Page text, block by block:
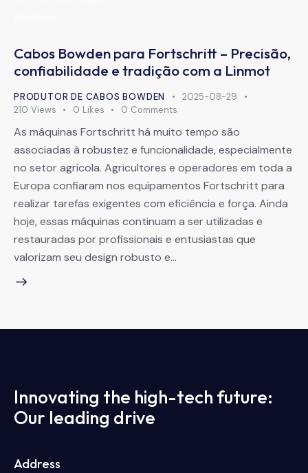
Cabos Bowden para Fortschritt – Precisão,
confiabilidade e tradição com a Linmot
PRODUTOR DE CABOS BOWDEN
2025-08-29
210 Views 0 Likes 0 Comments
As máquinas Fortschritt há muito tempo são
associadas à robustez e funcionalidade, especialmente
no setor agrícola. Agricultores e operadores em toda a
Europa confiaram nos equipamentos Fortschritt para
realizar tarefas exigentes com eficiência e força. Ainda
hoje, essas máquinas continuam a ser utilizadas e
restauradas por profissionais e entusiastas que
valorizam seu design robusto e…
Innovating the high-tech future:
Our leading drive
Address